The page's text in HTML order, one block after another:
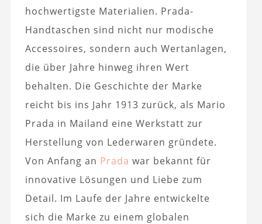
hochwertigste Materialien. Prada-
Handtaschen sind nicht nur modische
Accessoires, sondern auch Wertanlagen,
die über Jahre hinweg ihren Wert
behalten. Die Geschichte der Marke
reicht bis ins Jahr 1913 zurück, als Mario
Prada in Mailand eine Werkstatt zur
Herstellung von Lederwaren gründete.
Von Anfang an Prada war bekannt für
innovative Lösungen und Liebe zum
Detail. Im Laufe der Jahre entwickelte
sich die Marke zu einem globalen